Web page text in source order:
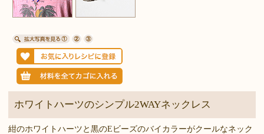
ホワイトハーツのシンプル2WAYネックレス
紺のホワイトハーツと黒のEビーズのバイカラーがクールなネック